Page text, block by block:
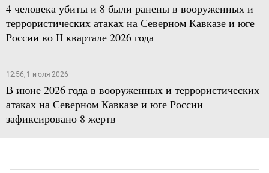
4 человека убиты и 8 были ранены в вооруженных и
террористических атаках на Северном Кавказе и юге
России во II квартале 2026 года
12:56, 1 июля 2026
В июне 2026 года в вооруженных и террористических
атаках на Северном Кавказе и юге России
зафиксировано 8 жертв